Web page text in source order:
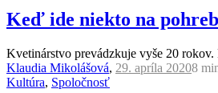
Keď ide niekto na
Kvetinárstvo prevádzkuje vyše 20
Klaudia Mikolášová, 29. apríla 20208
Kultúra, Spoločnosť